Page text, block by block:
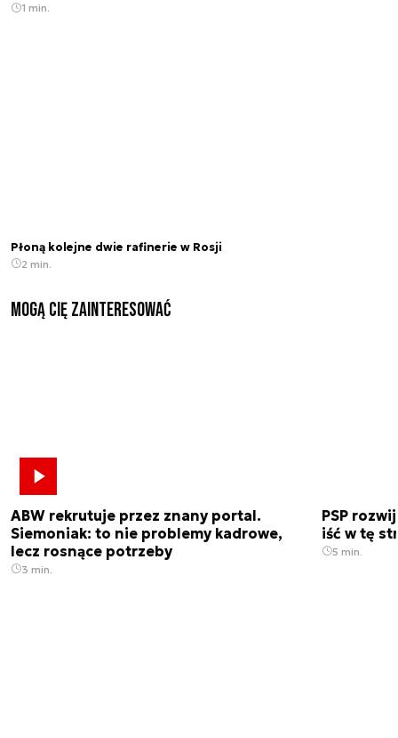
1 min.
Płoną kolejne dwie rafinerie w Rosji
2 min.
Mogą Cię zainteresować
ABW rekrutuje przez znany portal.
Siemoniak: to nie problemy kadrowe,
lecz rosnące potrzeby
3 min.
PSP
iść w tę
5 min.